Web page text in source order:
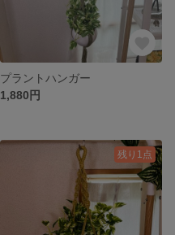
プラントハンガー
1,880円
残り1点